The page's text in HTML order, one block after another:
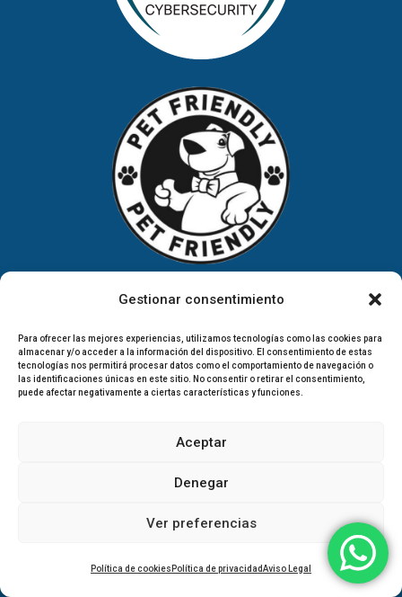
Gestionar consentimiento
Para ofrecer las mejores experiencias, utilizamos tecnologías como las cookies para
almacenar y/o acceder a la información del dispositivo. El consentimiento de estas
tecnologías nos permitirá procesar datos como el comportamiento de navegación o
las identificaciones únicas en este sitio. No consentir o retirar el consentimiento,
puede afectar negativamente a ciertas características y funciones.
Aceptar
Denegar
Ver preferencias
Política de cookies Política de privacidadAviso Legal
Páginas
Inicio